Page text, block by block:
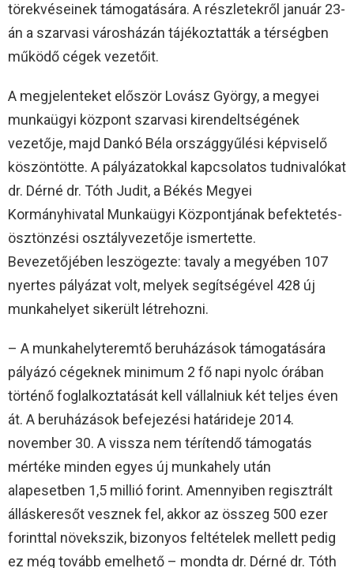
törekvéseinek támogatására. A részletekről január 23-
án a szarvasi városházán tájékoztatták a térségben
működő cégek vezetőit.
A megjelenteket először Lovász György, a megyei
munkaügyi központ szarvasi kirendeltségének
vezetője, majd Dankó Béla országgyűlési képviselő
köszöntötte. A pályázatokkal kapcsolatos tudnivalókat
dr. Dérné dr. Tóth Judit, a Békés Megyei
Kormányhivatal Munkaügyi Központjának befektetés-
ösztönzési osztályvezetője ismertette.
Bevezetőjében leszögezte: tavaly a megyében 107
nyertes pályázat volt, melyek segítségével 428 új
munkahelyet sikerült létrehozni.
– A munkahelyteremtő beruházások támogatására
pályázó cégeknek minimum 2 fő napi nyolc órában
történő foglalkoztatását kell vállalniuk két teljes éven
át. A beruházások befejezési határideje 2014.
november 30. A vissza nem térítendő támogatás
mértéke minden egyes új munkahely után
alapesetben 1,5 millió forint. Amennyiben regisztrált
álláskeresőt vesznek fel, akkor az összeg 500 ezer
forinttal növekszik, bizonyos feltételek mellett pedig
ez még tovább emelhető – mondta dr. Dérné dr. Tóth